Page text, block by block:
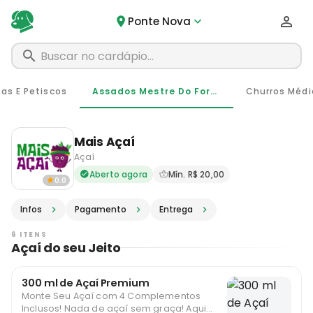
Ponte Nova
0.0
Mais Açaí
Açaí
Delivery em Ponte Nova -
Aberto agora Mín. R$ 20,00
Infos Pagamento Entrega
E Petiscos Assados Mestre Do Forno
6 ITENS
Açaí do seu Jeito
300 ml de Açaí Premium
Monte Seu Açaí com 4 Complementos
Inclusos! Nada de açaí sem graça! Aqui